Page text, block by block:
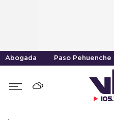
Abogada Paso Pehuenche